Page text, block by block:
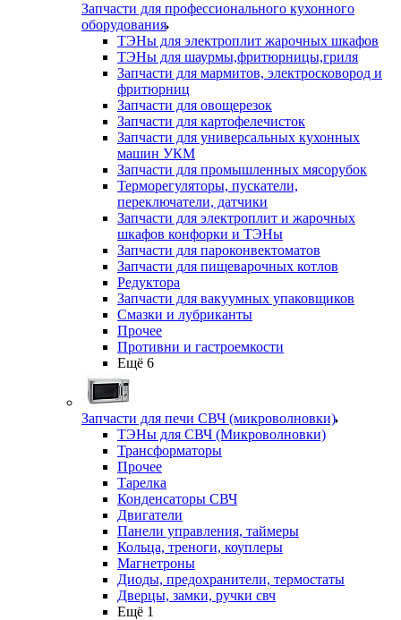
Запчасти для профессионального кухонного
оборудования
ТЭНы для электроплит жарочных шкафов
ТЭНы для шаурмы,фритюрницы,гриля
Запчасти для мармитов, электросковород и
фритюрниц
Запчасти для овощерезок
Запчасти для картофелечисток
Запчасти для универсальных кухонных
машин УКМ
Запчасти для промышленных мясорубок
Терморегуляторы, пускатели,
переключатели, датчики
Запчасти для электроплит и жарочных
шкафов конфорки и ТЭНы
Запчасти для пароконвектоматов
Запчасти для пищеварочных котлов
Редуктора
Запчасти для вакуумных упаковщиков
Смазки и лубриканты
Прочее
Противни и гастроемкости
Ещё 6
Запчасти для печи СВЧ (микроволновки)
ТЭНы для СВЧ (Микроволновки)
Трансформаторы
Прочее
Тарелка
Конденсаторы СВЧ
Двигатели
Панели управления, таймеры
Кольца, треноги, коуплеры
Магнетроны
Диоды, предохранители, термостаты
Дверцы, замки, ручки свч
Ещё 1